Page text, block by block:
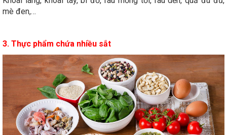
mè đen,…
3. Thực phẩm chứa nhiều sắt